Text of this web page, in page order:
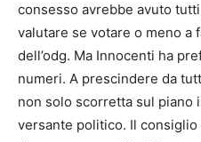
consesso avrebbe avuto
valutare se votare o meno a
dell’odg. Ma Innocenti ha
numeri. A prescindere da
non solo scorretta sul piano
versante politico. Il